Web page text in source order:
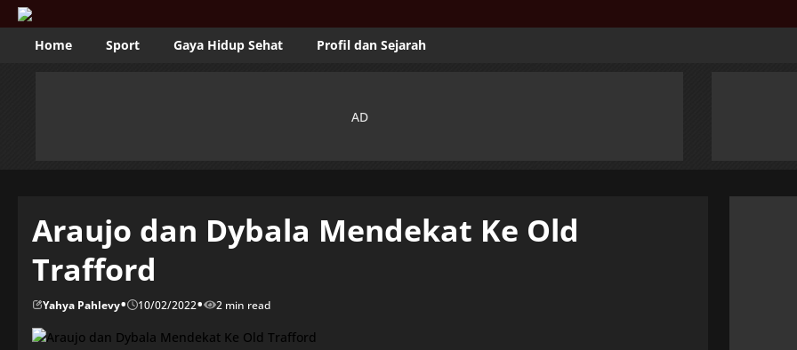
Home Sport Gaya Hidup Sehat Profil dan Sejarah
Araujo dan Dybala Mendekat Ke Old
Trafford
Yahya Pahlevy• 10/02/2022• 2 min read